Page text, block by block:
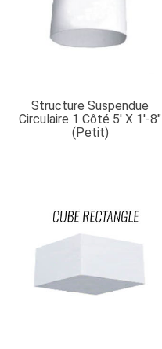
Structure Suspendue
Circulaire 1 Côté 5′ X 1′-8″
(petit)